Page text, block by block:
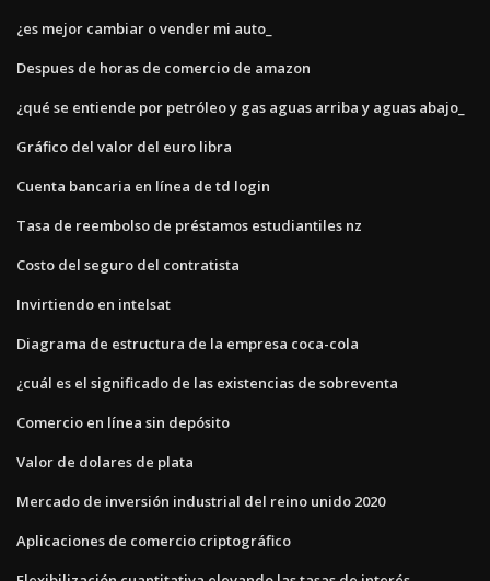
¿es mejor cambiar o vender mi auto_
Despues de horas de comercio de amazon
¿qué se entiende por petróleo y gas aguas arriba y aguas abajo_
Gráfico del valor del euro libra
Cuenta bancaria en línea de td login
Tasa de reembolso de préstamos estudiantiles nz
Costo del seguro del contratista
Invirtiendo en intelsat
Diagrama de estructura de la empresa coca-cola
¿cuál es el significado de las existencias de sobreventa
Comercio en línea sin depósito
Valor de dolares de plata
Mercado de inversión industrial del reino unido 2020
Aplicaciones de comercio criptográfico